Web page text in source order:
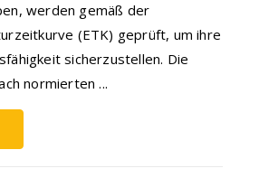
werden gemäß der
(ETK) geprüft, um ihre
sicherzustellen. Die
normierten ...